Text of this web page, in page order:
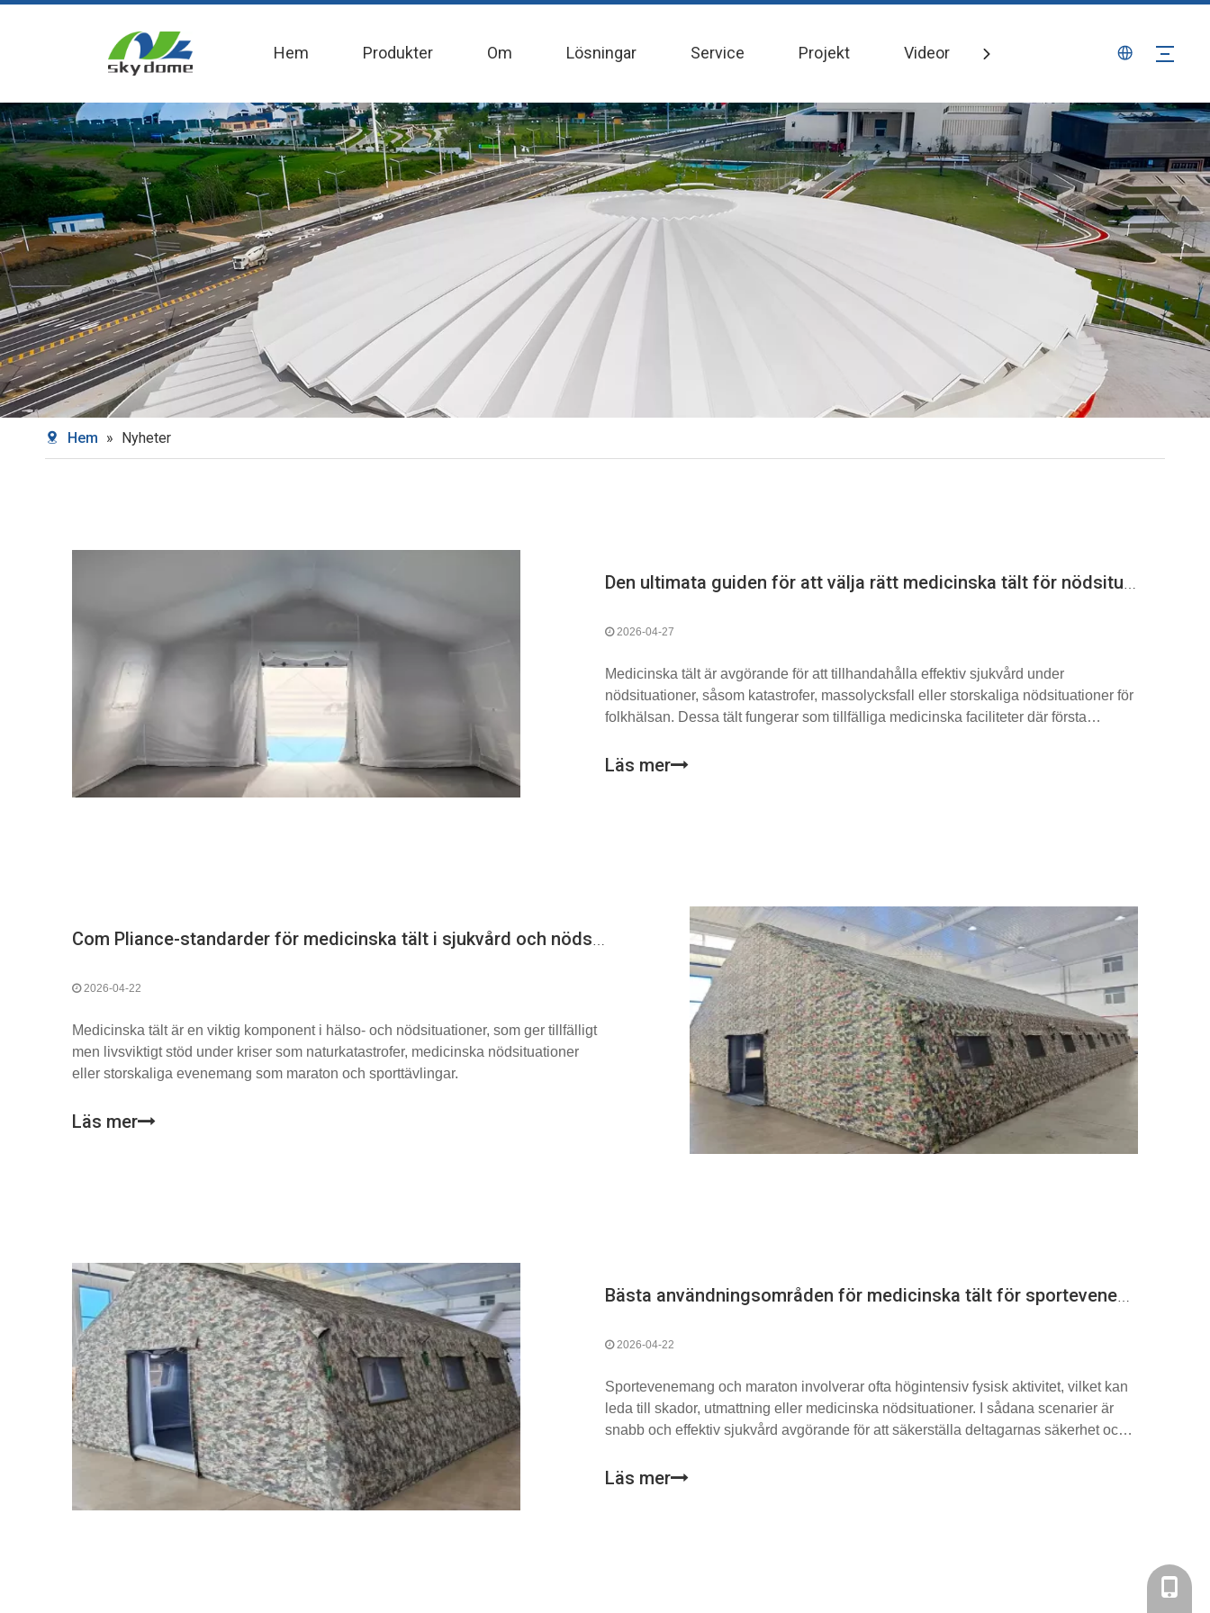
Hem Produkter Om Lösningar Service Projekt Videor Kontakta
Hem » Nyheter
Den ultimata guiden för att välja rätt medicinska tält för nödsituationer
2026-04-27
Medicinska tält är avgörande för att tillhandahålla effektiv sjukvård under
nödsituationer, såsom katastrofer, massolycksfall eller storskaliga nödsituationer för
folkhälsan. Dessa tält fungerar som tillfälliga medicinska faciliteter där första
Läs mer
Com Pliance-standarder för medicinska tält i sjukvård och nödsituationer
2026-04-22
Medicinska tält är en viktig komponent i hälso- och nödsituationer, som ger tillfälligt
men livsviktigt stöd under kriser som naturkatastrofer, medicinska nödsituationer
eller storskaliga evenemang som maraton och sporttävlingar.
Läs mer
Bästa användningsområden för medicinska tält för sportevenemang och medicinska maratonstationer
2026-04-22
Sportevenemang och maraton involverar ofta högintensiv fysisk aktivitet, vilket kan
leda till skador, utmattning eller medicinska nödsituationer. I sådana scenarier är
snabb och effektiv sjukvård avgörande för att säkerställa deltagarnas säkerhet och
Läs mer
+86-